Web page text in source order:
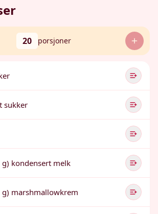
20 porsjoner
sukker
g) kondensert melk
g) marshmallowkrem